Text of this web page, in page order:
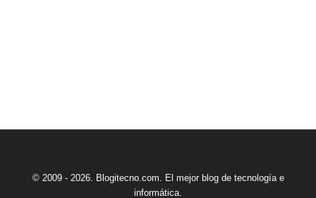
© 2009 - 2026. Blogitecno.com. El mejor blog de tecnología e
informática.